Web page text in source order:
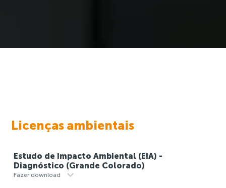
Licenças ambientais
Estudo de Impacto Ambiental (EIA) -
Diagnóstico (Grande Colorado)
Fazer download